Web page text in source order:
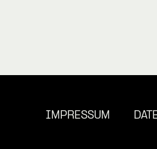
IMPRESSUM